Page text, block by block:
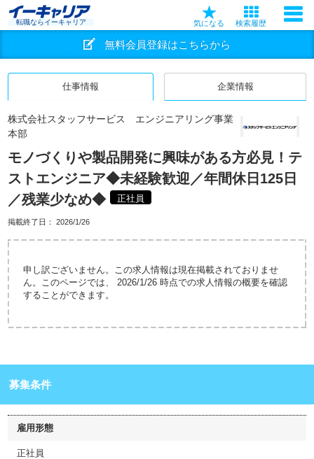
転職ならイーキャリア 気になる 検索履歴
無料会員登録はこちらから
仕事情報 企業情報
株式会社スタッフサービス エンジニアリング事業
本部
モノづくりや製品開発に興味がある方必見！テ
ストエンジニア◆未経験歓迎／年間休日125日
／残業少なめ◆
正社員
掲載終了日： 2026/1/26
申し訳ございません。この求人情報は現在掲載されておりませ
ん。このページでは、 2026/1/26 時点での求人情報の概要を確認
することができます。
募集条件
雇用形態
正社員